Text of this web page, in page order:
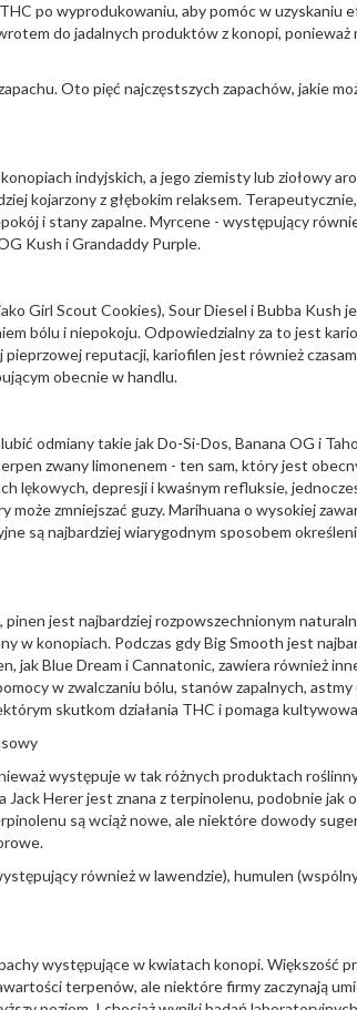
po wyprodukowaniu, aby pomóc w uzyskaniu
do jadalnych produktów z konopi, ponieważ
Oto pięć najczęstszych zapachów, jakie
indyjskich, a jego ziemisty lub ziołowy
kojarzony z głębokim relaksem.
i stany zapalne. Myrcene - występujący
Kush i Grandaddy Purple.
Girl Scout Cookies), Sour Diesel i Bubba Kush
bólu i niepokoju. Odpowiedzialny za to jest
reputacji, kariofilen jest również
obecnie w handlu.
odmiany takie jak Do-Si-Dos, Banana OG i
zwany limonenem - ten sam, który jest
lękowych, depresji i kwaśnym refluksie,
zmniejszać guzy. Marihuana o wysokiej
są najbardziej wiarygodnym sposobem
pinen jest najbardziej rozpowszechnionym
w konopiach. Podczas gdy Big Smooth jest
jak Blue Dream i Cannatonic, zawiera również
w zwalczaniu bólu, stanów zapalnych, astmy
skutkom działania THC i pomaga
występuje w tak różnych produktach
Jack Herer jest znana z terpinolenu, podobnie jak
są wciąż nowe, ale niektóre dowody
również w lawendzie), humulen
występujące w kwiatach konopi. Większość
terpenów, ale niektóre firmy zaczynają